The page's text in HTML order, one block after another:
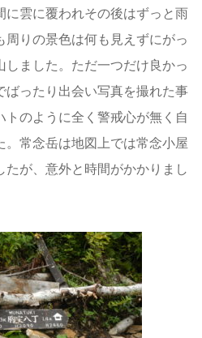
に雲に覆われその後はずっと雨
りの景色は何も見えずにがっ
ました。ただ一つだけ良かっ
ばったり出会い写真を撮れた事
のように全く警戒心が無く自
常念岳は地図上では常念小屋
が、意外と時間がかかりまし